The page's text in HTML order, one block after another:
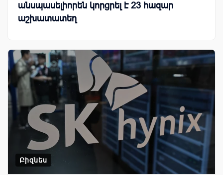
անսպասելիորեն կորցրել է 23 հազար
աշխատատեղ
Բիզնես